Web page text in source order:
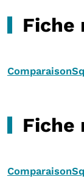
Fiche
Fiche